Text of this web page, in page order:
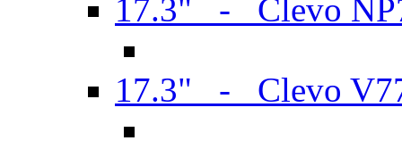
17.3" - Clevo
17.3" - Clevo